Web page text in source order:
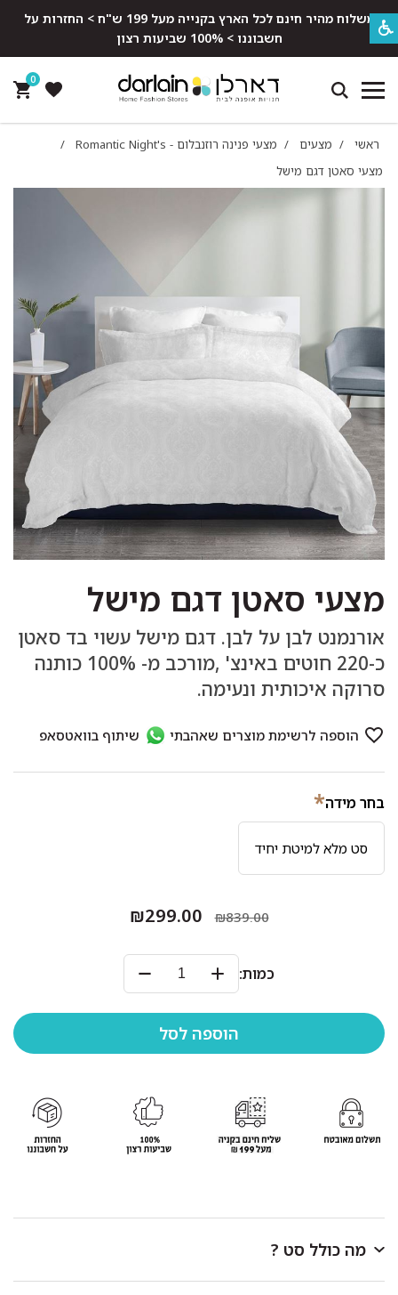
משלוח מהיר חינם לכל הארץ בקנייה מעל 199 ש"ח > החזרות על
חשבוננו > 100% שביעות רצון
0
ראשי / מצעים / מצעי פנינה רוזנבלום - Romantic Night's
/
מצעי סאטן דגם מישל
מצעי סאטן דגם מישל
אורנמנט לבן על לבן. דגם מישל עשוי בד סאטן
כ-220 חוטים באינצ' ,מורכב מ- 100% כותנה
סרוקה איכותית ונעימה.
בחר מידה*
סט מלא למיטת יחיד
₪839.00
₪299.00
כמות:
מה כולל סט ?